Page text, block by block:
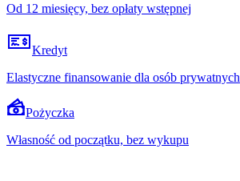
Od 12 miesięcy, bez opłaty wstępnej
Kredyt
Elastyczne finansowanie dla osób prywatnych
Pożyczka
Własność od początku, bez wykupu